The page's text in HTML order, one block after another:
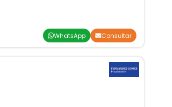
WhatsApp Consultar